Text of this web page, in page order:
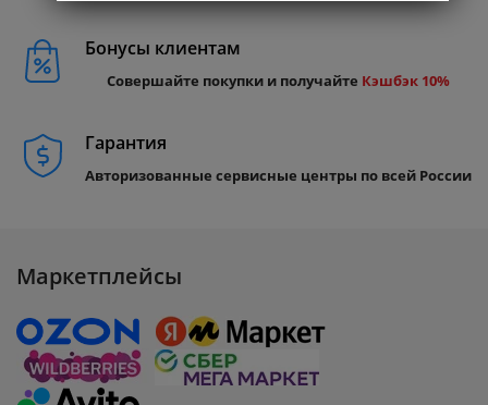
Бонусы клиентам
Совершайте покупки и получайте Кэшбэк 10%
Гарантия
Авторизованные сервисные центры по всей России
Маркетплейсы